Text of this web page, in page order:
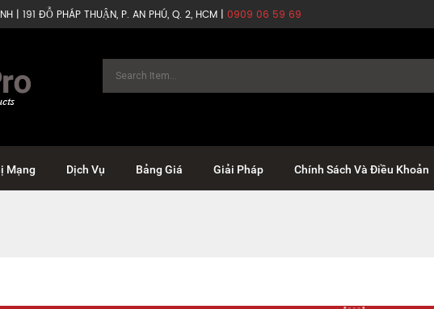
| 191 ĐỖ PHÁP THUẬN, P. AN PHÚ, Q. 2, HCM | 0909 06 59 69
Mạng Dịch Vụ Bảng Giá Giải Pháp Chính Sách Và Điều Khoản